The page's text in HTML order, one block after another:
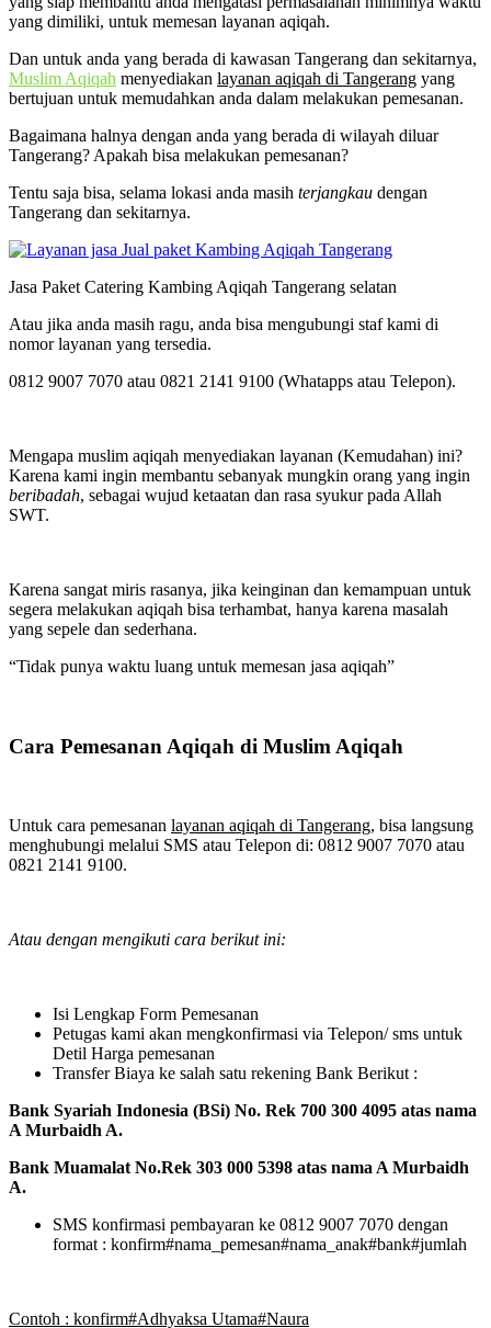
yang dimiliki, untuk memesan layanan aqiqah.
Dan untuk anda yang berada di kawasan Tangerang dan sekitarnya,
Muslim Aqiqah menyediakan layanan aqiqah di Tangerang yang
bertujuan untuk memudahkan anda dalam melakukan pemesanan.
Bagaimana halnya dengan anda yang berada di wilayah diluar
Tangerang? Apakah bisa melakukan pemesanan?
Tentu saja bisa, selama lokasi anda masih terjangkau dengan
Tangerang dan sekitarnya.
Jasa Paket Catering Kambing Aqiqah Tangerang selatan
Atau jika anda masih ragu, anda bisa mengubungi staf kami di
nomor layanan yang tersedia.
0812 9007 7070 atau 0821 2141 9100 (Whatapps atau Telepon).
Mengapa muslim aqiqah menyediakan layanan (Kemudahan) ini?
Karena kami ingin membantu sebanyak mungkin orang yang ingin
beribadah, sebagai wujud ketaatan dan rasa syukur pada Allah
SWT.
Karena sangat miris rasanya, jika keinginan dan kemampuan untuk
segera melakukan aqiqah bisa terhambat, hanya karena masalah
yang sepele dan sederhana.
“Tidak punya waktu luang untuk memesan jasa aqiqah”
Cara Pemesanan Aqiqah di Muslim Aqiqah
Untuk cara pemesanan layanan aqiqah di Tangerang, bisa langsung
menghubungi melalui SMS atau Telepon di: 0812 9007 7070 atau
0821 2141 9100.
Atau dengan mengikuti cara berikut ini:
Isi Lengkap Form Pemesanan
Petugas kami akan mengkonfirmasi via Telepon/ sms untuk
Detil Harga pemesanan
Transfer Biaya ke salah satu rekening Bank Berikut :
Bank Syariah Indonesia (BSi) No. Rek 700 300 4095 atas nama
A Murbaidh A.
Bank Muamalat No.Rek 303 000 5398 atas nama A Murbaidh
A.
SMS konfirmasi pembayaran ke 0812 9007 7070 dengan
format : konfirm#nama_pemesan#nama_anak#bank#jumlah
Contoh : konfirm#Adhyaksa Utama#Naura